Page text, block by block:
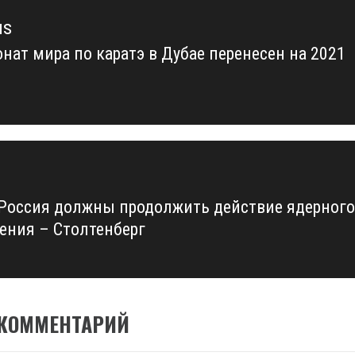
мира по каратэ в Дубае перенесен на 2021
должны продолжить действие ядерного
– Столтенберг